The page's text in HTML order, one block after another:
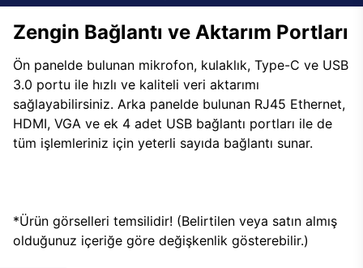
Zengin Bağlantı ve Aktarım Portları
Ön panelde bulunan mikrofon, kulaklık, Type-C ve USB
3.0 portu ile hızlı ve kaliteli veri aktarımı
sağlayabilirsiniz. Arka panelde bulunan RJ45 Ethernet,
HDMI, VGA ve ek 4 adet USB bağlantı portları ile de
tüm işlemleriniz için yeterli sayıda bağlantı sunar.
*Ürün görselleri temsilidir! (Belirtilen veya satın almış
olduğunuz içeriğe göre değişkenlik gösterebilir.)